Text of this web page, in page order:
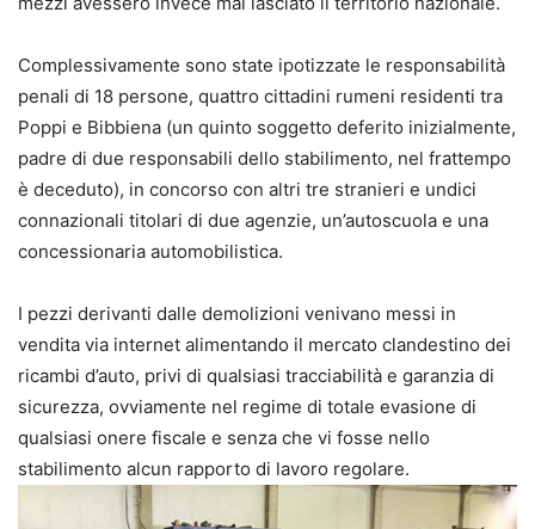
Complessivamente sono state ipotizzate le responsabilità
penali di 18 persone, quattro cittadini rumeni residenti tra
Poppi e Bibbiena (un quinto soggetto deferito inizialmente,
padre di due responsabili dello stabilimento, nel frattempo
è deceduto), in concorso con altri tre stranieri e undici
connazionali titolari di due agenzie, un’autoscuola e una
concessionaria automobilistica.
I pezzi derivanti dalle demolizioni venivano messi in
vendita via internet alimentando il mercato clandestino dei
ricambi d’auto, privi di qualsiasi tracciabilità e garanzia di
sicurezza, ovviamente nel regime di totale evasione di
qualsiasi onere fiscale e senza che vi fosse nello
stabilimento alcun rapporto di lavoro regolare.